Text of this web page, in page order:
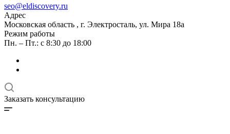
seo@eldiscovery.ru
Адрес
Московская область , г. Электросталь, ул. Мира 18а
Режим работы
Пн. – Пт.: с 8:30 до 18:00
Заказать консультацию